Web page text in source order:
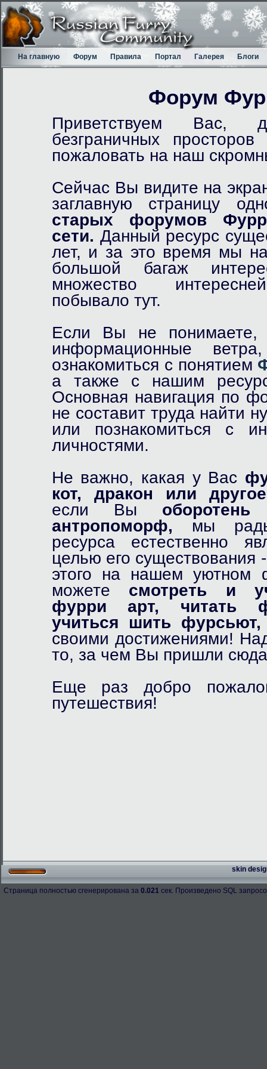
На главную Форум Правила Портал Галерея Блоги
Форум
Приветствуем Вас,
безграничных
пожаловать на наш
Сейчас Вы видите на
заглавную страницу
старых форумов
сети. Данный ресурс
лет, и за это время мы
большой багаж
множество
побывало тут.
Если Вы не понимаете,
информационные
ознакомиться с понятием
а также с нашим
Основная навигация по
не составит труда найти
или познакомиться с
личностями.
Не важно, какая у Вас
кот,
дракон
или
если Вы оборотень
антропоморф, мы
ресурса естественно
целью его существования
этого на нашем
можете смотреть и
фурри арт,
читать
учиться шить фурсьют,
своими достижениями!
то, за чем Вы пришли
Еще раз добро
путешествия!
skin
Страница полностью сгенерирована за 0.021 сек. Произведено SQL